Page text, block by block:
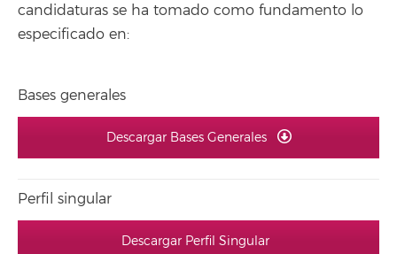
candidaturas se ha tomado como fundamento lo
especificado en:
Bases generales
Descargar Bases Generales
Perfil singular
Descargar Perfil Singular